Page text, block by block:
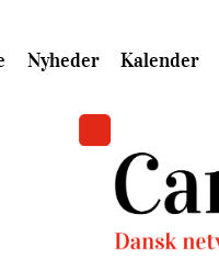
Nyheder Kalender